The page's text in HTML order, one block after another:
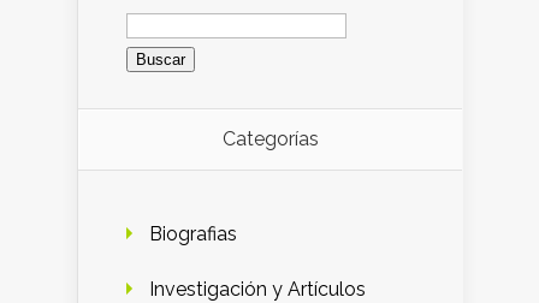
Buscar:
Categorías
Biografias
Investigación y Artículos